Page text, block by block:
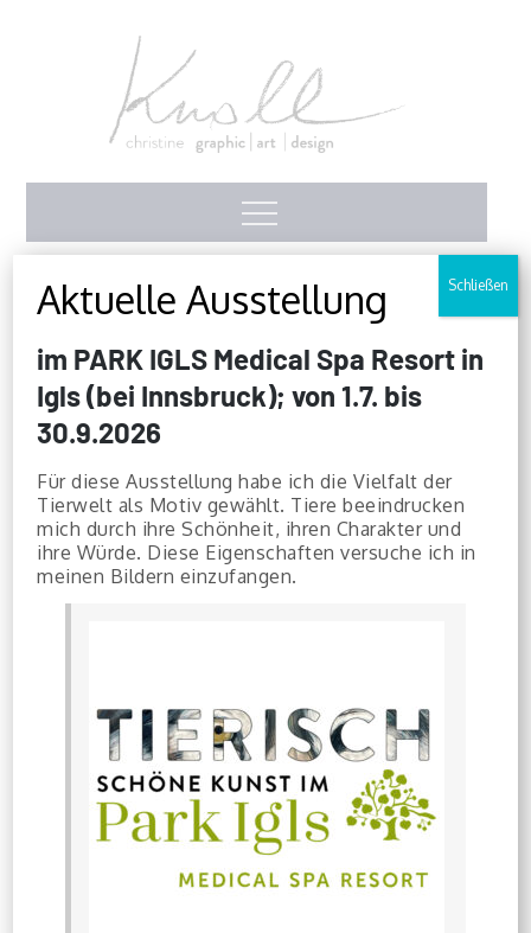
Christine Knoll
Menu
Malerei
being creative ist not a hobby, it is a way
of LIFE
Aktuelle Ausstellung
im PARK IGLS Medical Spa Resort in
Igls (bei Innsbruck); von 1.7. bis
30.9.2026
Für diese Ausstellung habe ich die Vielfalt der
Tierwelt als Motiv gewählt. Tiere beeindrucken
mich durch ihre Schönheit, ihren Charakter und
ihre Würde. Diese Eigenschaften versuche ich in
meinen Bildern einzufangen.
Schließen